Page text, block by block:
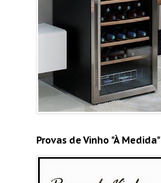
Provas de Vinho "À Medida"